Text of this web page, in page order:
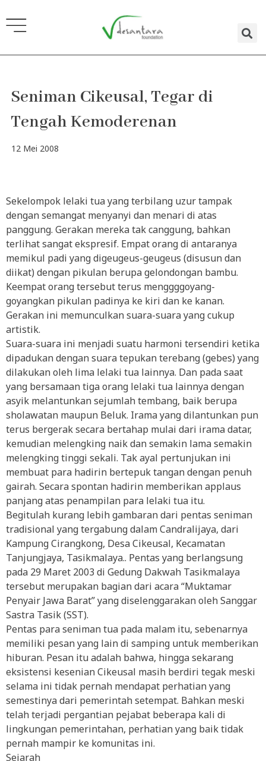
ke
konten
Seniman Cikeusal, Tegar di
Tengah Kemoderenan
12 Mei 2008
Sekelompok lelaki tua yang terbilang uzur tampak
dengan semangat menyanyi dan menari di atas
panggung. Gerakan mereka tak canggung, bahkan
terlihat sangat ekspresif. Empat orang di antaranya
memikul padi yang digeugeus-geugeus (disusun dan
diikat) dengan pikulan berupa gelondongan bambu.
Keempat orang tersebut terus menggggoyang-
goyangkan pikulan padinya ke kiri dan ke kanan.
Gerakan ini memunculkan suara-suara yang cukup
artistik.
Suara-suara ini menjadi suatu harmoni tersendiri ketika
dipadukan dengan suara tepukan terebang (gebes) yang
dilakukan oleh lima lelaki tua lainnya. Dan pada saat
yang bersamaan tiga orang lelaki tua lainnya dengan
asyik melantunkan sejumlah tembang, baik berupa
sholawatan maupun Beluk. Irama yang dilantunkan pun
terus bergerak secara bertahap mulai dari irama datar,
kemudian melengking naik dan semakin lama semakin
melengking tinggi sekali. Tak ayal pertunjukan ini
membuat para hadirin bertepuk tangan dengan penuh
gairah. Secara spontan hadirin memberikan applaus
panjang atas penampilan para lelaki tua itu.
Begitulah kurang lebih gambaran dari pentas seniman
tradisional yang tergabung dalam Candralijaya, dari
Kampung Cirangkong, Desa Cikeusal, Kecamatan
Tanjungjaya, Tasikmalaya.. Pentas yang berlangsung
pada 29 Maret 2003 di Gedung Dakwah Tasikmalaya
tersebut merupakan bagian dari acara “Muktamar
Penyair Jawa Barat” yang diselenggarakan oleh Sanggar
Sastra Tasik (SST).
Pentas para seniman tua pada malam itu, sebenarnya
memiliki pesan yang lain di samping untuk memberikan
hiburan. Pesan itu adalah bahwa, hingga sekarang
eksistensi kesenian Cikeusal masih berdiri tegak meski
selama ini tidak pernah mendapat perhatian yang
semestinya dari pemerintah setempat. Bahkan meski
telah terjadi pergantian pejabat beberapa kali di
lingkungan pemerintahan, perhatian yang baik tidak
pernah mampir ke komunitas ini.
Sejarah